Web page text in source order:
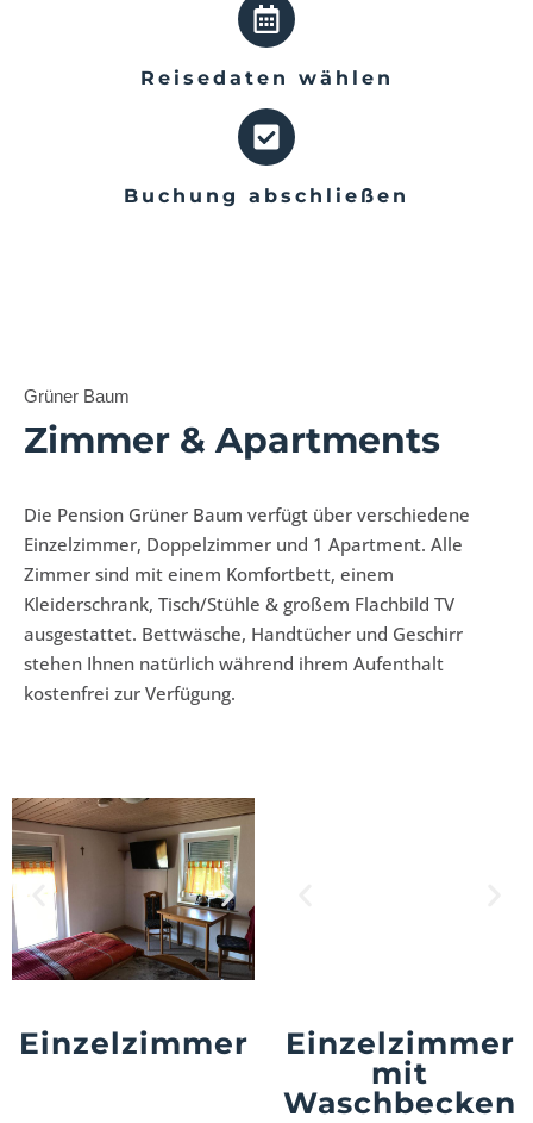
Reisedaten wählen
Buchung abschließen
Grüner Baum
Zimmer & Apartments
Die Pension Grüner Baum verfügt über verschiedene
Einzelzimmer, Doppelzimmer und 1 Apartment. Alle
Zimmer sind mit einem Komfortbett, einem
Kleiderschrank, Tisch/Stühle & großem Flachbild TV
ausgestattet. Bettwäsche, Handtücher und Geschirr
stehen Ihnen natürlich während ihrem Aufenthalt
kostenfrei zur Verfügung.
Einzelzimmer
Einzelzimmer
mit
Waschbecken